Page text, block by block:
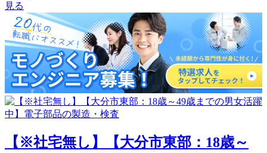
見る
【※社宅無し】【大分市東部：18歳～